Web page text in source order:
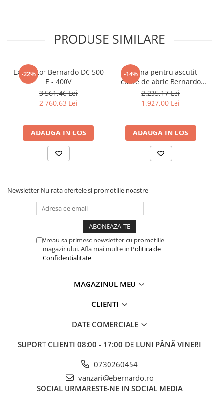
PRODUSE SIMILARE
-22%
Exhaustor Bernardo DC 500
E - 400V
3.561,46 Lei
2.760,63 Lei
ADAUGA IN COS
-14%
Masina pentru ascutit
cutite de abric Bernardo
HMS 600
2.235,17 Lei
1.927,00 Lei
ADAUGA IN COS
Newsletter Nu rata ofertele si promotiile noastre
Vreau sa primesc newsletter cu promotiile
magazinului. Afla mai multe in Politica de
Confidentialitate
MAGAZINUL MEU
CLIENTI
DATE COMERCIALE
SUPORT CLIENTI 08:00 - 17:00 DE LUNI PÂNĂ VINERI
0730260454
vanzari@ebernardo.ro
SOCIAL URMARESTE-NE IN SOCIAL MEDIA